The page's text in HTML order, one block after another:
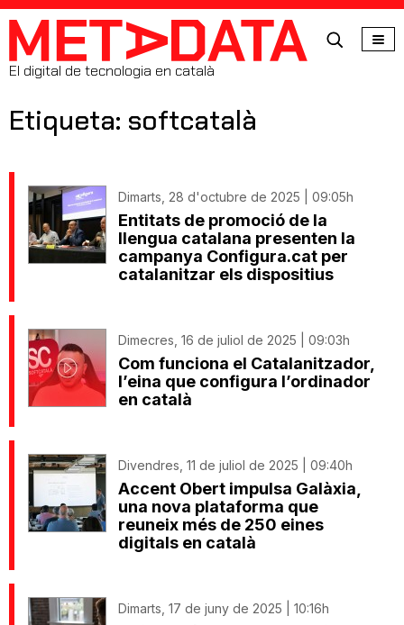
MetaData
El digital de tecnologia en català
Etiqueta: softcatalà
Dimarts, 28 d'octubre de 2025 | 09:05h
Entitats de promoció de la
llengua catalana presenten la
campanya Configura.cat per
catalanitzar els dispositius
Dimecres, 16 de juliol de 2025 | 09:03h
Com funciona el Catalanitzador,
l’eina que configura l’ordinador
en català
Divendres, 11 de juliol de 2025 | 09:40h
Accent Obert impulsa Galàxia,
una nova plataforma que
reuneix més de 250 eines
digitals en català
Dimarts, 17 de juny de 2025 | 10:16h